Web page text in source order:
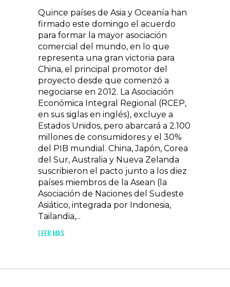
Quince países de Asia y Oceanía han
firmado este domingo el acuerdo
para formar la mayor asociación
comercial del mundo, en lo que
representa una gran victoria para
China, el principal promotor del
proyecto desde que comenzó a
negociarse en 2012. La Asociación
Económica Integral Regional (RCEP,
en sus siglas en inglés), excluye a
Estados Unidos, pero abarcará a 2.100
millones de consumidores y el 30%
del PIB mundial. China, Japón, Corea
del Sur, Australia y Nueva Zelanda
suscribieron el pacto junto a los diez
países miembros de la Asean (la
Asociación de Naciones del Sudeste
Asiático, integrada por Indonesia,
Tailandia,...
LEER MAS